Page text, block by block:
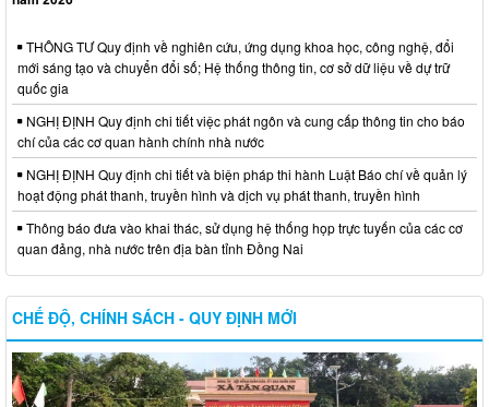
THÔNG TƯ Quy định về nghiên cứu, ứng dụng khoa học, công nghệ, đổi
mới sáng tạo và chuyển đổi số; Hệ thống thông tin, cơ sở dữ liệu về dự trữ
quốc gia
NGHỊ ĐỊNH Quy định chi tiết việc phát ngôn và cung cấp thông tin cho báo
chí của các cơ quan hành chính nhà nước
NGHỊ ĐỊNH Quy định chi tiết và biện pháp thi hành Luật Báo chí về quản lý
hoạt động phát thanh, truyền hình và dịch vụ phát thanh, truyền hình
Thông báo đưa vào khai thác, sử dụng hệ thống họp trực tuyến của các cơ
quan đảng, nhà nước trên địa bàn tỉnh Đồng Nai
CHẾ ĐỘ, CHÍNH SÁCH - QUY ĐỊNH MỚI